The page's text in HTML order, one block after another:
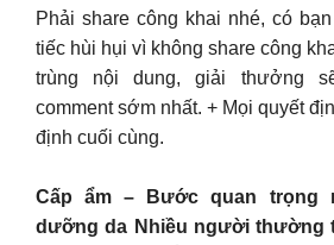
Phải share công khai nhé, có
tiếc hùi hụi vì không share công
trùng nội dung, giải thưởng
comment sớm nhất. + Mọi quyết
định cuối cùng.
Cấp ẩm – Bước quan trọng
dưỡng da Nhiều người thường